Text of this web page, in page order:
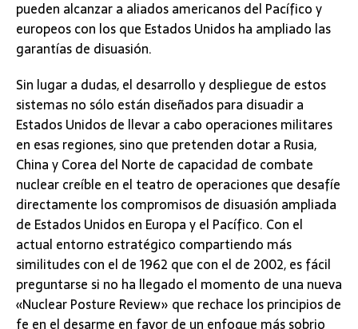
pueden alcanzar a aliados americanos del Pacífico y
europeos con los que Estados Unidos ha ampliado las
garantías de disuasión.
Sin lugar a dudas, el desarrollo y despliegue de estos
sistemas no sólo están diseñados para disuadir a
Estados Unidos de llevar a cabo operaciones militares
en esas regiones, sino que pretenden dotar a Rusia,
China y Corea del Norte de capacidad de combate
nuclear creíble en el teatro de operaciones que desafíe
directamente los compromisos de disuasión ampliada
de Estados Unidos en Europa y el Pacífico. Con el
actual entorno estratégico compartiendo más
similitudes con el de 1962 que con el de 2002, es fácil
preguntarse si no ha llegado el momento de una nueva
«Nuclear Posture Review» que rechace los principios de
fe en el desarme en favor de un enfoque más sobrio